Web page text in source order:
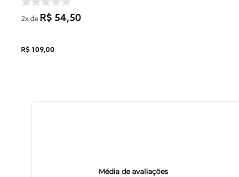
2x de R$ 54,50
R$ 109,00
Média de avaliações